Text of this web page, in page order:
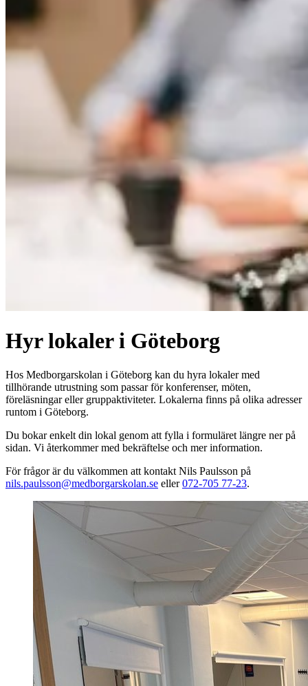
Hyr lokaler i Göteborg
Hos Medborgarskolan i Göteborg kan du hyra lokaler med
tillhörande utrustning som passar för konferenser, möten,
föreläsningar eller gruppaktiviteter. Lokalerna finns på olika adresser
runtom i Göteborg.
Du bokar enkelt din lokal genom att fylla i formuläret längre ner på
sidan. Vi återkommer med bekräftelse och mer information.
För frågor är du välkommen att kontakt Nils Paulsson på
nils.paulsson@medborgarskolan.se eller072-705 77-23.